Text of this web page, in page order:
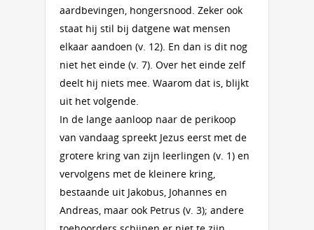
aardbevingen, hongersnood. Zeker ook
staat hij stil bij datgene wat mensen
elkaar aandoen (v. 12). En dan is dit nog
niet het einde (v. 7). Over het einde zelf
deelt hij niets mee. Waarom dat is, blijkt
uit het volgende.
In de lange aanloop naar de perikoop
van vandaag spreekt Jezus eerst met de
grotere kring van zijn leerlingen (v. 1) en
vervolgens met de kleinere kring,
bestaande uit Jakobus, Johannes en
Andreas, maar ook Petrus (v. 3); andere